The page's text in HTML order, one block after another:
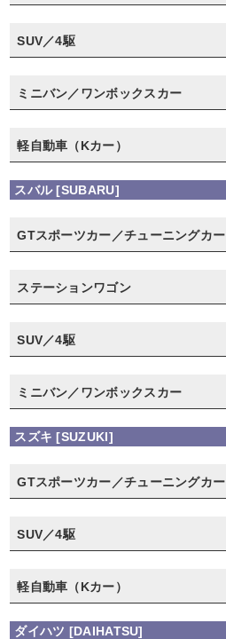
SUV／4駆
ミニバン／ワンボックスカー
軽自動車（Kカー）
スバル [SUBARU]
GTスポーツカー／チューニングカー
ステーションワゴン
SUV／4駆
ミニバン／ワンボックスカー
スズキ [SUZUKI]
GTスポーツカー／チューニングカー
SUV／4駆
軽自動車（Kカー）
ダイハツ [DAIHATSU]